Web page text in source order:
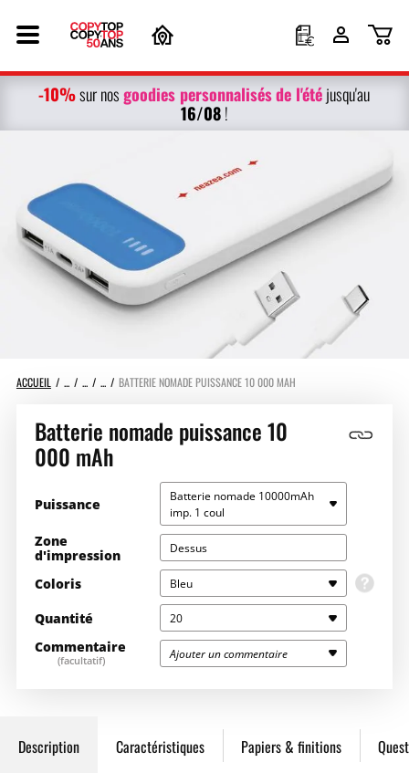
-10%sur nosgoodies personnalisésde l'étéjusqu'au
16/08!
ACCUEIL BATTERIE NOMADE PUISSANCE 10 000 MAH
Batterie nomade puissance 10
000 mAh
Puissance
Batterie nomade 10000mAh
imp. 1 coul
Zone
d'impression
Dessus
Coloris Bleu
Le coloris sera la couleur dominante du stylo.
Quantité 20
31,64€ 632,80€
Commentaire
(facultatif) Ajouter un commentaire
Description Caractéristiques Papiers & finitions